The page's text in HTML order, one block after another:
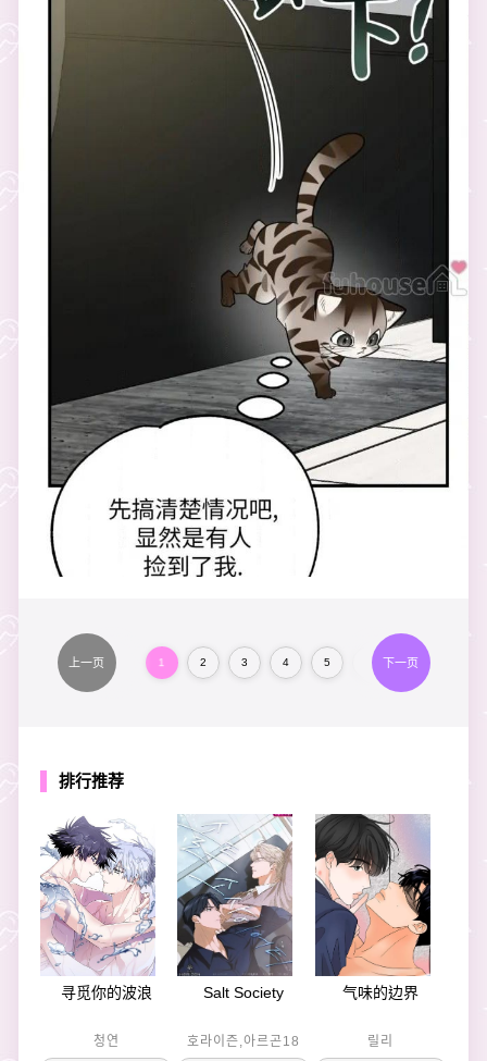
上一页 1 2 3 4 5 7
下一页
排行推荐
寻觅你的波浪
청연
Salt Society
호라이즌,아르곤18
气味的边界
릴리